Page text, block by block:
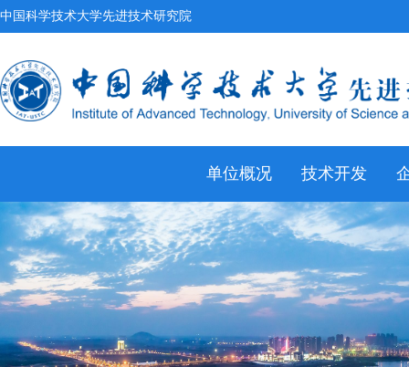
中国科学技术大学先进技术研究院
单位概况 技术开发